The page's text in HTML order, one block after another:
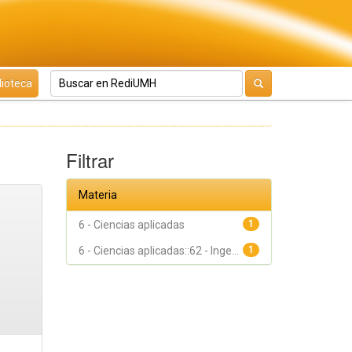
Filtrar
Materia
1
6 - Ciencias aplicadas
1
6 - Ciencias aplicadas::62 - Inge...